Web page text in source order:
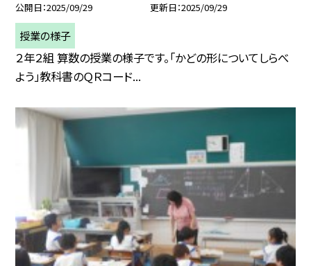
公開日 2025/09/29 更新日 2025/09/29
授業の様子
２年２組 算数の授業の様子です。「かどの形についてしらべ
よう」教科書のＱＲコード...